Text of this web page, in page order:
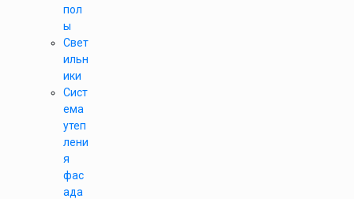
пол
ы
Свет
ильн
ики
Сист
ема
утеп
лени
я
фас
ада